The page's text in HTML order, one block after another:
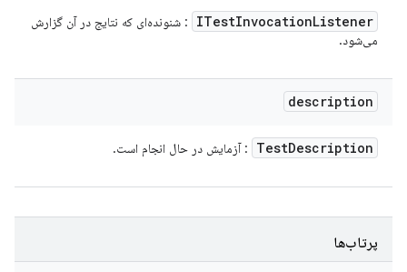
ITestInvocationListener
: شنونده‌ای که نتایج در آن گزارش
می‌شود.
description
TestDescription : آزمایش در حال انجام است.
پرتاب‌ها